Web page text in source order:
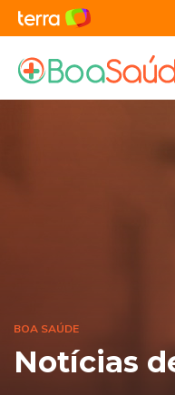
BOA SAÚDE
Notícias